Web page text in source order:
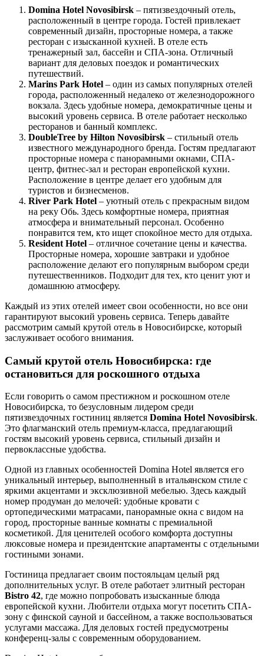
Domina Hotel Novosibirsk – пятизвездочный отель,
расположенный в центре города. Гостей привлекает
современный дизайн, просторные номера, а также
ресторан с изысканной кухней. В отеле есть
тренажерный зал, бассейн и СПА-зона. Отличный
вариант для деловых поездок и романтических
путешествий.
Marins Park Hotel – один из самых популярных отелей
города, расположенный недалеко от железнодорожного
вокзала. Здесь удобные номера, демократичные цены и
высокий уровень сервиса. В отеле работает несколько
ресторанов и банный комплекс.
DoubleTree by Hilton Novosibirsk – стильный отель
известного международного бренда. Гостям предлагают
просторные номера с панорамными окнами, СПА-
центр, фитнес-зал и ресторан европейской кухни.
Расположение в центре делает его удобным для
туристов и бизнесменов.
River Park Hotel – уютный отель с прекрасным видом
на реку Обь. Здесь комфортные номера, приятная
атмосфера и внимательный персонал. Особенно
понравится тем, кто ищет спокойное место для отдыха.
Resident Hotel – отличное сочетание цены и качества.
Просторные номера, хорошие завтраки и удобное
расположение делают его популярным выбором среди
путешественников. Подходит для тех, кто ценит уют и
домашнюю атмосферу.
Каждый из этих отелей имеет свои особенности, но все они
гарантируют высокий уровень сервиса. Теперь давайте
рассмотрим самый крутой отель в Новосибирске, который
заслуживает особого внимания.
Самый крутой отель Новосибирска: где
остановиться для роскошного отдыха
Если говорить о самом престижном и роскошном отеле
Новосибирска, то безусловным лидером среди
пятизвездочных гостиниц является Domina Hotel Novosibirsk.
Это флагманский отель премиум-класса, предлагающий
гостям высокий уровень сервиса, стильный дизайн и
первоклассные удобства.
Одной из главных особенностей Domina Hotel является его
уникальный интерьер, выполненный в итальянском стиле с
яркими акцентами и эксклюзивной мебелью. Здесь каждый
номер продуман до мелочей: удобные кровати с
ортопедическими матрасами, панорамные окна с видом на
город, просторные ванные комнаты с премиальной
косметикой. Для ценителей особого комфорта доступны
люксовые номера и президентские апартаменты с отдельными
гостиными зонами.
Гостиница предлагает своим постояльцам целый ряд
дополнительных услуг. В отеле работает элитный ресторан
Bistro 42, где можно попробовать изысканные блюда
европейской кухни. Любители отдыха могут посетить СПА-
зону с финской сауной и бассейном, а также воспользоваться
услугами массажа. Для деловых гостей предусмотрены
конференц-залы с современным оборудованием.